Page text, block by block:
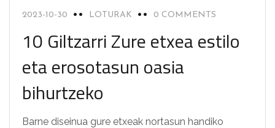
2023-10-30 LOTURAK 0 COMMENTS
10 Giltzarri Zure etxea estilo
eta erosotasun oasia
bihurtzeko
Barne diseinua gure etxeak nortasun handiko